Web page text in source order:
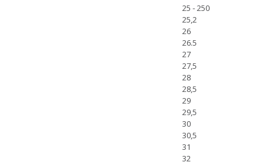
25 - 250
25,2
26
26.5
27
27,5
28
28,5
29
29,5
30
30,5
31
32